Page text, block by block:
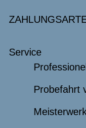
Service
Probefahrt